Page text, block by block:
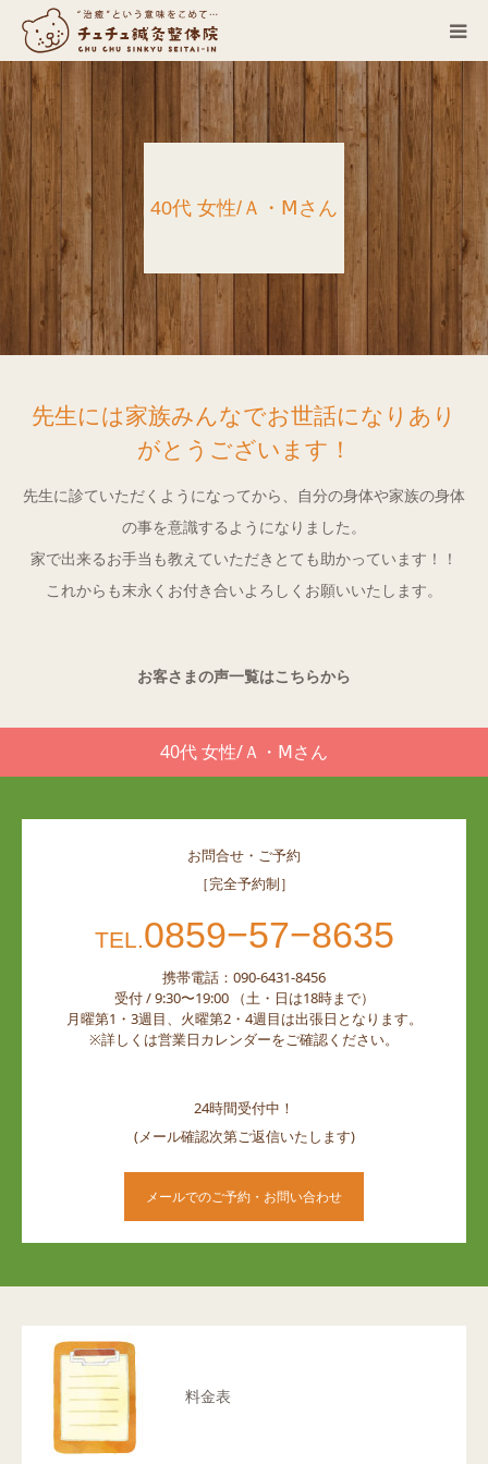
40代 女性/Ａ・Ⅿさん
先生には家族みんなでお世話になりあり
がとうございます！
先生に診ていただくようになってから、自分の身体や家族の身体
の事を意識するようになりました。
家で出来るお手当も教えていただきとても助かっています！！
これからも末永くお付き合いよろしくお願いいたします。
お客さまの声一覧はこちらから
40代 女性/Ａ・Ⅿさん
お問合せ・ご予約
［完全予約制］
TEL.0859−57−8635
携帯電話：090-6431-8456
受付 / 9:30〜19:00 （土・日は18時まで）
月曜第1・3週目、火曜第2・4週目は出張日となります。
※詳しくは営業日カレンダーをご確認ください。
24時間受付中！
(メール確認次第ご返信いたします)
メールでのご予約・お問い合わせ
料金表
当院について
営業カレンダー
お客さまの声
症例
ACCESS
ご予約・お問合せ